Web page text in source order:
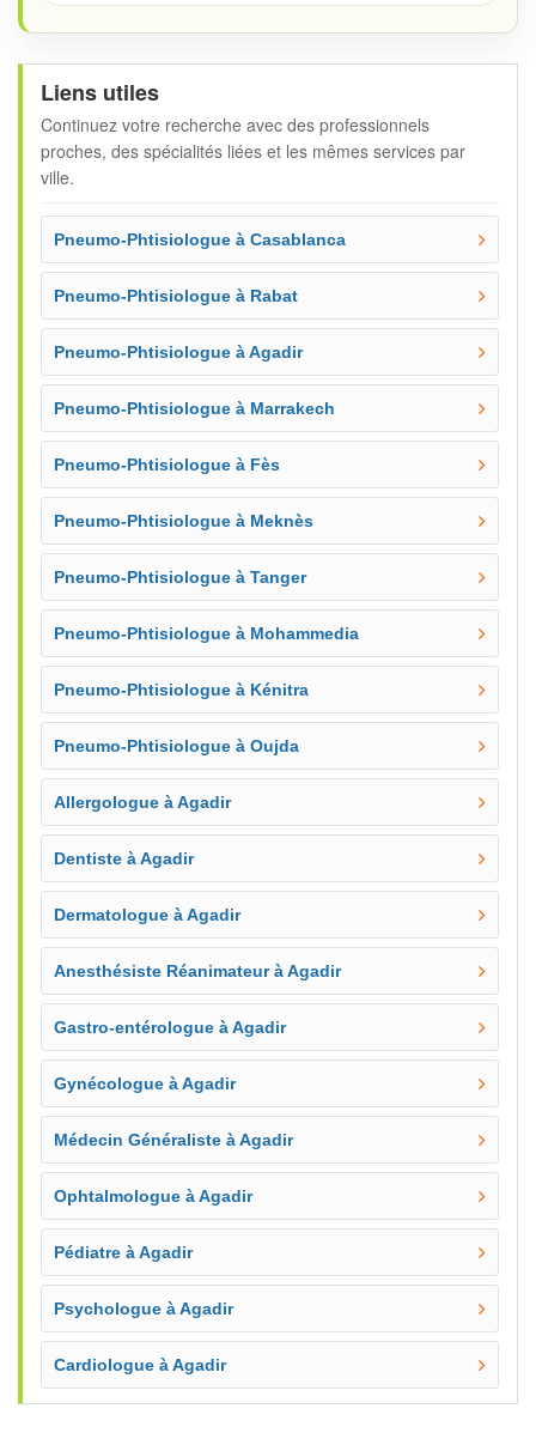
Liens utiles
Continuez votre recherche avec des professionnels
proches, des spécialités liées et les mêmes services par
ville.
Pneumo-Phtisiologue à Casablanca
Pneumo-Phtisiologue à Rabat
Pneumo-Phtisiologue à Agadir
Pneumo-Phtisiologue à Marrakech
Pneumo-Phtisiologue à Fès
Pneumo-Phtisiologue à Meknès
Pneumo-Phtisiologue à Tanger
Pneumo-Phtisiologue à Mohammedia
Pneumo-Phtisiologue à Kénitra
Pneumo-Phtisiologue à Oujda
Allergologue à Agadir
Dentiste à Agadir
Dermatologue à Agadir
Anesthésiste Réanimateur à Agadir
Gastro-entérologue à Agadir
Gynécologue à Agadir
Médecin Généraliste à Agadir
Ophtalmologue à Agadir
Pédiatre à Agadir
Psychologue à Agadir
Cardiologue à Agadir